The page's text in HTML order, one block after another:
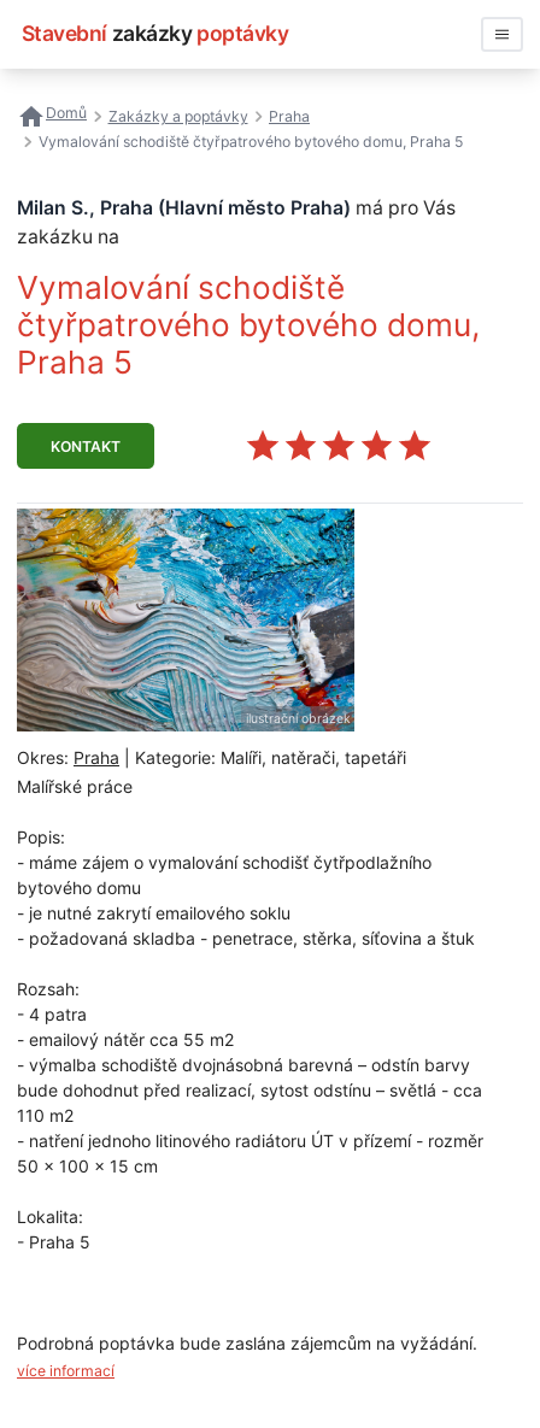
Stavební zakázky poptávky
Všechny zakázky
Nejčastější vyhledávání
Domů Zakázky a poptávky
Praha
Vymalování schodiště čtyřpatrového bytového domu, Praha 5
Milan S., Praha (Hlavní město Praha) má pro Vás
zakázku na
Vymalování schodiště
čtyřpatrového bytového domu,
Praha 5
KONTAKT
Okres: Praha | Kategorie: Malíři, natěrači, tapetáři
Malířské práce
Popis:
- máme zájem o vymalování schodišť čytřpodlažního
bytového domu
- je nutné zakrytí emailového soklu
- požadovaná skladba - penetrace, stěrka, síťovina a štuk
Rozsah:
- 4 patra
- emailový nátěr cca 55 m2
- výmalba schodiště dvojnásobná barevná – odstín barvy
bude dohodnut před realizací, sytost odstínu – světlá - cca
110 m2
- natření jednoho litinového radiátoru ÚT v přízemí - rozměr
50 x 100 x 15 cm
Lokalita:
- Praha 5
Podrobná poptávka bude zaslána zájemcům na vyžádání.
více informací
ilustrační obrázek